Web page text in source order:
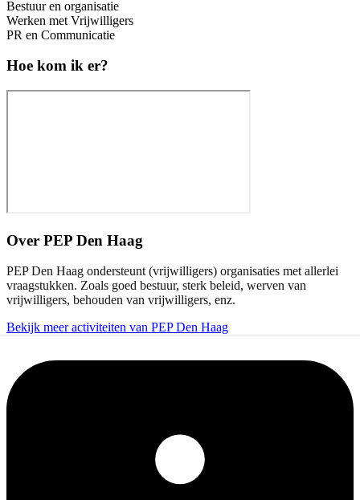
Bestuur en organisatie
Werken met Vrijwilligers
PR en Communicatie
Hoe kom ik er?
Over PEP Den Haag
PEP Den Haag ondersteunt (vrijwilligers) organisaties met allerlei
vraagstukken. Zoals goed bestuur, sterk beleid, werven van
vrijwilligers, behouden van vrijwilligers, enz.
Bekijk meer activiteiten van PEP Den Haag